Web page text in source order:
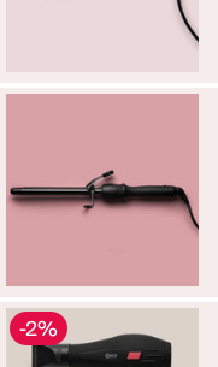
-2%